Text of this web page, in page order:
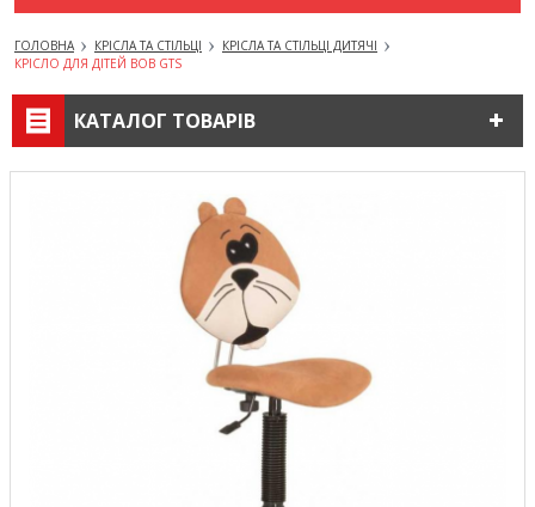
ГОЛОВНА КРІСЛА ТА СТІЛЬЦІ
КРІСЛА ТА СТІЛЬЦІ ДИТЯЧІ
КРІСЛО ДЛЯ ДІТЕЙ BOB GTS
КАТАЛОГ ТОВАРІВ